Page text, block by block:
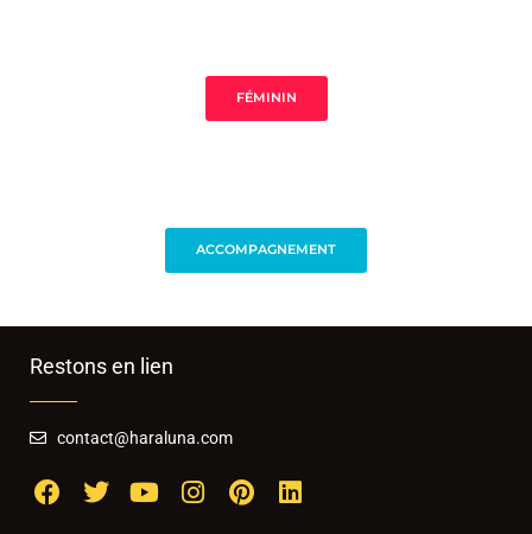
FÉMININ
ACCOMPAGNEMENT
Restons en lien
contact@haraluna.com